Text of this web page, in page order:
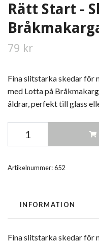
Rätt Start -
79 kr
Fina slitstarka skedar för
med Lotta på
åldrar, perfekt till glass
Artikelnummer:652
INFORMATION
Fina slitstarka skedar för